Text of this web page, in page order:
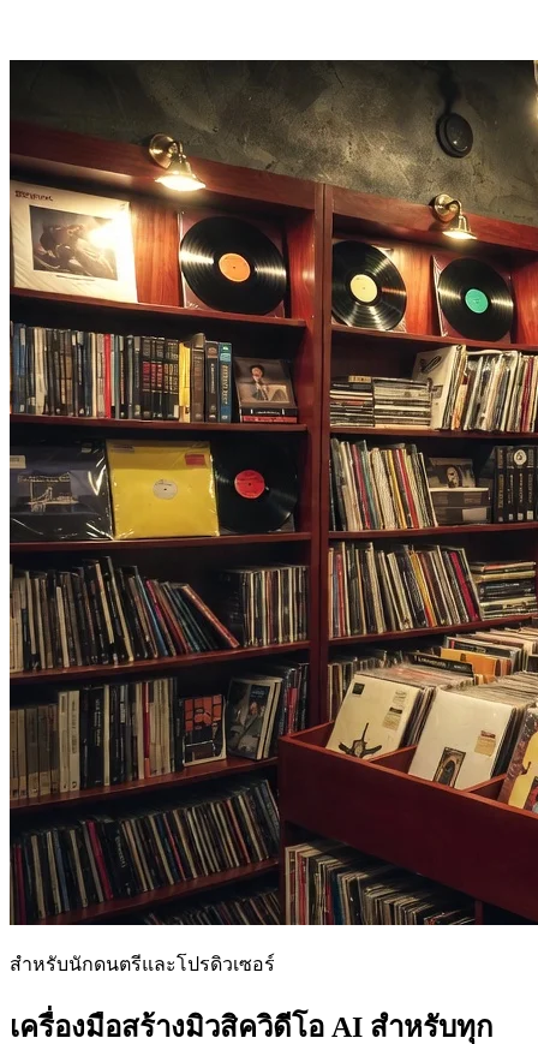
สำหรับนักดนตรีและโปรดิวเซอร์
เครื่องมือสร้างมิวสิควิดีโอ AI สำหรับทุก